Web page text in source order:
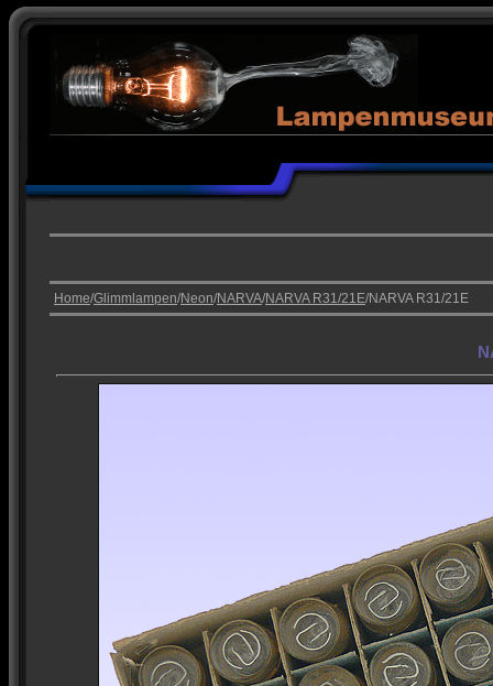
Home/Glimmlampen/Neon/NARVA/NARVA R31/21E/NARVA R31/21E